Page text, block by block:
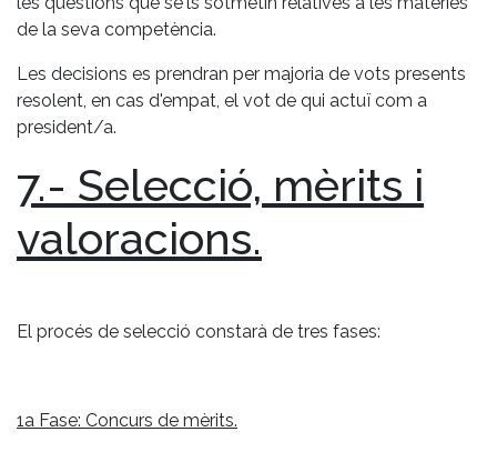
de la seva competència.
Les decisions es prendran per majoria de vots presents
resolent, en cas d'empat, el vot de qui actuï com a
president/a.
7.- Selecció, mèrits i
valoracions.
El procés de selecció constarà de tres fases:
1a Fase: Concurs de mèrits.